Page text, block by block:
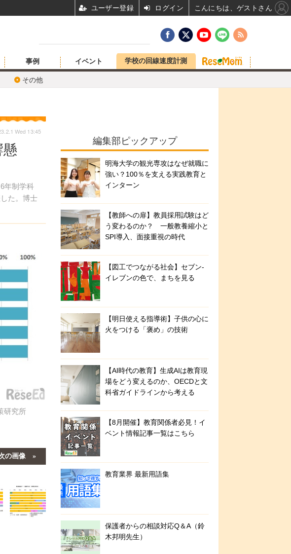
その他
事例 イベント 学校の回線速度計測
年制学科
た。博士
Wed 13:45
研究所
の画像
編集部ピックアップ
明海大学の観光専攻はなぜ就職に
強い？100％を支える実践教育と
インターン
【教師への扉】教員採用試験はど
う変わるのか？ 一般教養縮小と
SPI導入、面接重視の時代
【図工でつながる社会】セブン‐
イレブンの色で、まちを見る
【明日使える指導術】子供の心に
火をつける「褒め」の技術
【AI時代の教育】生成AIは教育現
場をどう変えるのか、OECDと文
科省ガイドラインから考える
【8月開催】教育関係者必見！イ
ベント情報記事一覧はこちら
教育業界 最新用語集
保護者からの相談対応Q＆A（鈴
木邦明先生）
ユーザー登録 ログイン こんにちは、ゲストさん